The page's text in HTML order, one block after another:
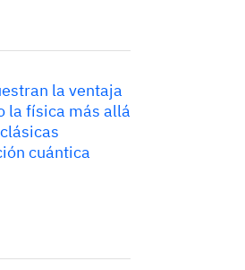
la ventaja
la física más allá
cuántica